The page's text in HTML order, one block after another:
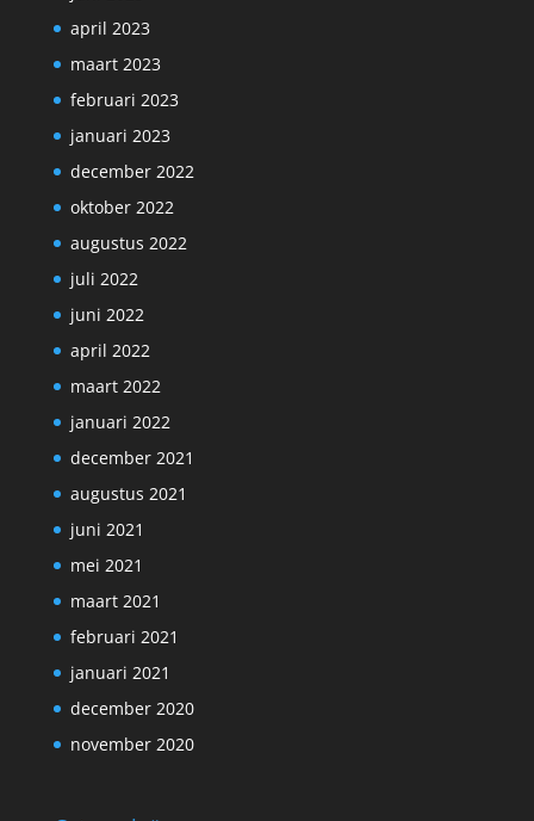
april 2023
maart 2023
februari 2023
januari 2023
december 2022
oktober 2022
augustus 2022
juli 2022
juni 2022
april 2022
maart 2022
januari 2022
december 2021
augustus 2021
juni 2021
mei 2021
maart 2021
februari 2021
januari 2021
december 2020
november 2020